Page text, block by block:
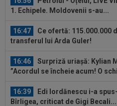
1. Echipele. Moldovenii s-au...
16:47
Ce ofertă: 115.000.000
transferul lui Arda Guler!
16:46
Surpriză uriașă: Kylian
”Acordul se încheie acum! O
16:39
Edi Iordănescu i-a
Bîrligea, criticat de Gigi Becali...